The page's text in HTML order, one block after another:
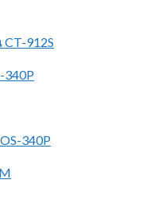
912S
340P